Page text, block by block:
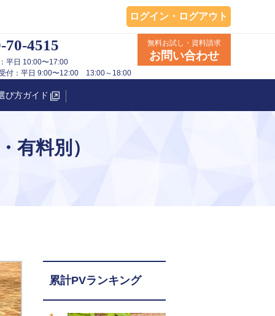
ログイン・ログアウト
70-4515
平日 10:00〜17:00
付：平日 9:00〜12:00 13:00～18:00
無料お試し・資料請求
お問い合わせ
び方ガイド
有料別）
累計PVランキング